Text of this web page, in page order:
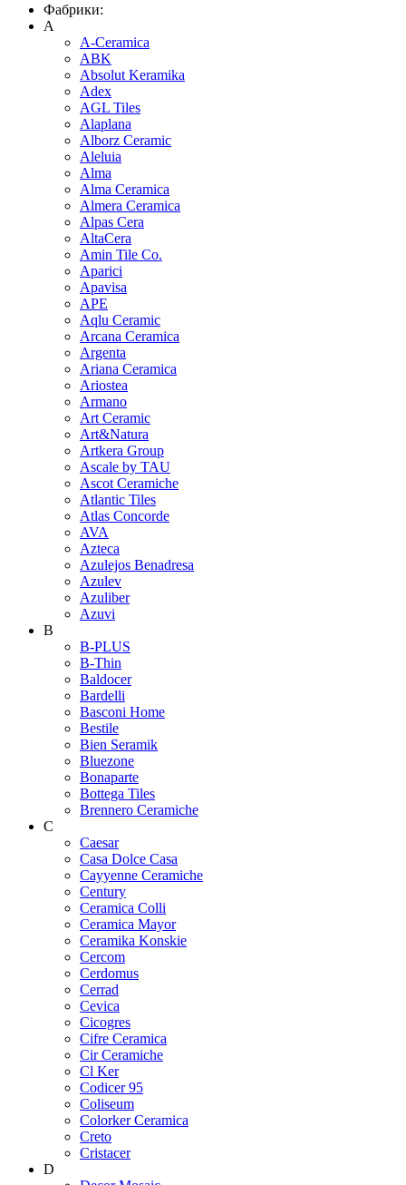
Фабрики:
A
A-Ceramica
ABK
Absolut Keramika
Adex
AGL Tiles
Alaplana
Alborz Ceramic
Aleluia
Alma
Alma Ceramica
Almera Ceramica
Alpas Cera
AltaCera
Amin Tile Co.
Aparici
Apavisa
APE
Aqlu Ceramic
Arcana Ceramica
Argenta
Ariana Ceramica
Ariostea
Armano
Art Ceramic
Art&Natura
Artkera Group
Ascale by TAU
Ascot Ceramiche
Atlantic Tiles
Atlas Concorde
AVA
Azteca
Azulejos Benadresa
Azulev
Azuliber
Azuvi
B
B-PLUS
B-Thin
Baldocer
Bardelli
Basconi Home
Bestile
Bien Seramik
Bluezone
Bonaparte
Bottega Tiles
Brennero Ceramiche
C
Caesar
Casa Dolce Casa
Cayyenne Ceramiche
Century
Ceramica Colli
Ceramica Mayor
Ceramika Konskie
Cercom
Cerdomus
Cerrad
Cevica
Cicogres
Cifre Ceramica
Cir Ceramiche
Cl Ker
Codicer 95
Coliseum
Colorker Ceramica
Creto
Cristacer
D